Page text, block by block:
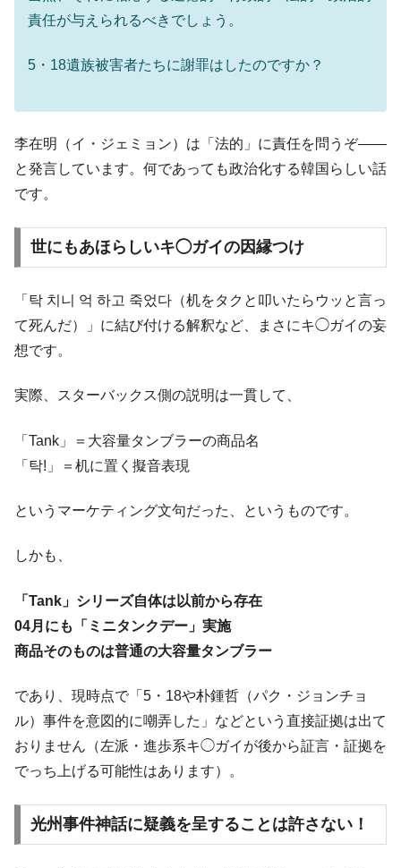
責任が与えられるべきでしょう。
5・18遺族被害者たちに謝罪はしたのですか？
李在明（イ・ジェミョン）は「法的」に責任を問うぞ――
と発言しています。何であっても政治化する韓国らしい話
です。
世にもあほらしいキ◯ガイの因縁つけ
「탁 치니 억 하고 죽었다（机をタクと叩いたらウッと言っ
て死んだ）」に結び付ける解釈など、まさにキ◯ガイの妄
想です。
実際、スターバックス側の説明は一貫して、
「Tank」＝大容量タンブラーの商品名
「탁!」＝机に置く擬音表現
というマーケティング文句だった、というものです。
しかも、
「Tank」シリーズ自体は以前から存在
04月にも「ミニタンクデー」実施
商品そのものは普通の大容量タンブラー
であり、現時点で「5・18や朴鍾哲（パク・ジョンチョ
ル）事件を意図的に嘲弄した」などという直接証拠は出て
おりません（左派・進歩系キ◯ガイが後から証言・証拠を
でっち上げる可能性はあります）。
光州事件神話に疑義を呈することは許さない！